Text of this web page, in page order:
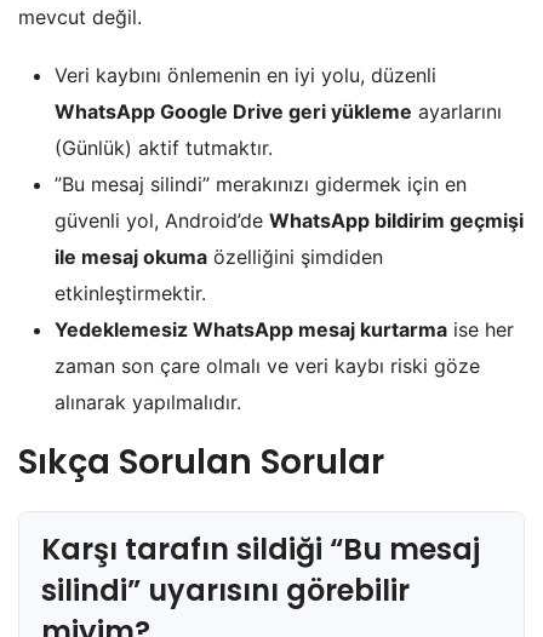
mevcut değil.
​Veri kaybını önlemenin en iyi yolu, düzenli
WhatsApp Google Drive geri yükleme ayarlarını
(Günlük) aktif tutmaktır.
​”Bu mesaj silindi” merakınızı gidermek için en
güvenli yol, Android’de WhatsApp bildirim geçmişi
ile mesaj okuma özelliğini şimdiden
etkinleştirmektir.
Yedeklemesiz WhatsApp mesaj kurtarma ise her
zaman son çare olmalı ve veri kaybı riski göze
alınarak yapılmalıdır.
Sıkça Sorulan Sorular
Karşı tarafın sildiği “Bu mesaj
silindi” uyarısını görebilir